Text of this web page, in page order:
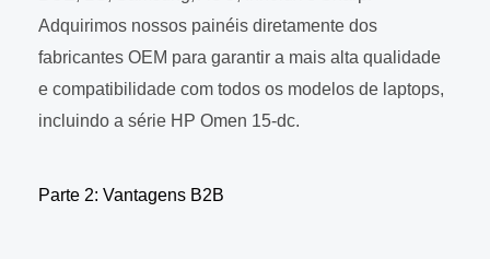
Adquirimos nossos painéis diretamente dos
fabricantes OEM para garantir a mais alta qualidade
e compatibilidade com todos os modelos de laptops,
incluindo a série HP Omen 15-dc.
Parte 2: Vantagens B2B